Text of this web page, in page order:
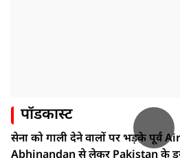
पॉडकास्ट
सेना को गाली देने वालों पर भड़के पूर्व